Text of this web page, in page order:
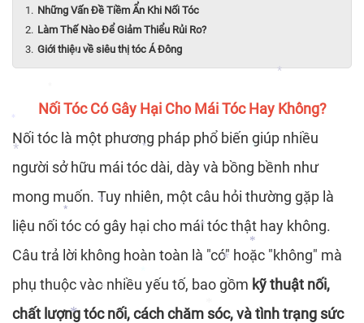
*
*
*
*
Những Vấn Đề Tiềm Ẩn Khi Nối Tóc
Làm Thế Nào Để Giảm Thiểu Rủi Ro?
Giới thiệu về siêu thị tóc Á Đông
Nối Tóc Có Gây Hại Cho Mái Tóc Hay Không?
Nối tóc là một phương pháp phổ biến giúp nhiều
người sở hữu mái tóc dài, dày và bồng bềnh như
mong muốn. Tuy nhiên, một câu hỏi thường gặp là
liệu nối tóc có gây hại cho mái tóc thật hay không.
Câu trả lời không hoàn toàn là "có" hoặc "không" mà
phụ thuộc vào nhiều yếu tố, bao gồm kỹ thuật nối,
chất lượng tóc nối, cách chăm sóc, và tình trạng sức